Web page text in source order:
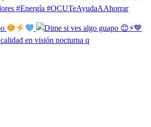
en visión nocturna q